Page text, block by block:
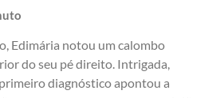
Edimária notou um calombo
do seu pé direito. Intrigada,
diagnóstico apontou a